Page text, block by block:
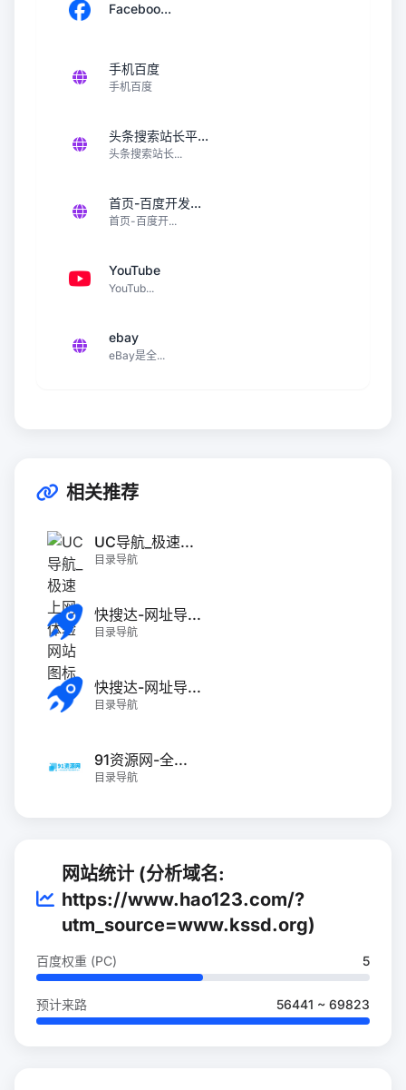
Faceboo...
手机百度
手机百度
头条搜索站长平...
头条搜索站长...
首页-百度开发...
首页-百度开...
YouTube
YouTub...
ebay
eBay是全...
相关推荐
UC导航_极速...
目录导航
快搜达-网址导...
目录导航
快搜达-网址导...
目录导航
91资源网-全...
目录导航
网站统计 (分析域名:
https://www.hao123.com/?
utm_source=www.kssd.org)
百度权重 (PC) 5
预计来路 56441 ~ 69823